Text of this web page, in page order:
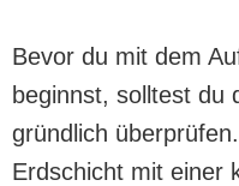
Bevor du mit dem
beginnst, solltest du
gründlich
Erdschicht mit einer